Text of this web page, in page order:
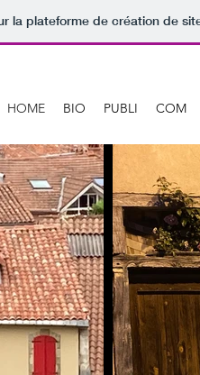
la plateforme de création de
HOME BIO PUBLI COM